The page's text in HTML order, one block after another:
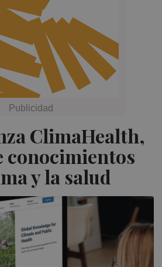
ClimaHealth,
conocimientos
y la salud